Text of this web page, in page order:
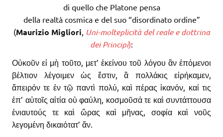
di quello che Platone pensa
della realtà cosmica e del suo “disordinato ordine”
(Maurizio Migliori, Uni-molteplicità del reale e dottrina
dei Principi):
Οὐκοῦν εἰ μὴ τοῦτο, μετ’ ἐκείνου τοῦ λόγου ἂν ἑπόμενοι
βέλτιον λέγοιμεν ὡς ἔστιν, ἃ πολλάκις εἰρήκαμεν,
ἄπειρόν τε ἐν τῷ παντὶ πολύ, καὶ πέρας ἱκανόν, καί τις
ἐπ’ αὐτοῖς αἰτία οὐ φαύλη, κοσμοῦσά τε καὶ συντάττουσα
ἐνιαυτούς τε καὶ ὥρας καὶ μῆνας, σοφία καὶ νοῦς
λεγομένη δικαιότατ’ ἄν.